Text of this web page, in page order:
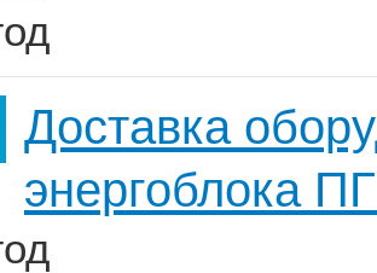
Доставка
энергоблока